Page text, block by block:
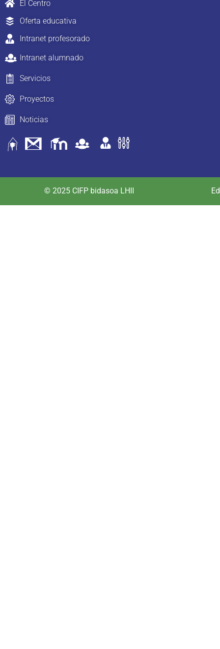
El Centro
Oferta educativa
Intranet profesorado
Intranet alumnado
Servicios
Proyectos
Noticias
© 2025 CIFP bidasoa LHII